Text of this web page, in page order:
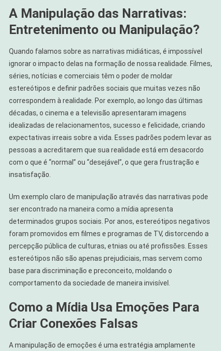
A Manipulação das Narrativas:
Entretenimento ou Manipulação?
Quando falamos sobre as narrativas midiáticas, é impossível
ignorar o impacto delas na formação de nossa realidade. Filmes,
séries, notícias e comerciais têm o poder de moldar
estereótipos e definir padrões sociais que muitas vezes não
correspondem à realidade. Por exemplo, ao longo das últimas
décadas, o cinema e a televisão apresentaram imagens
idealizadas de relacionamentos, sucesso e felicidade, criando
expectativas irreais sobre a vida. Esses padrões podem levar as
pessoas a acreditarem que sua realidade está em desacordo
com o que é “normal” ou “desejável”, o que gera frustração e
insatisfação.
Um exemplo claro de manipulação através das narrativas pode
ser encontrado na maneira como a mídia apresenta
determinados grupos sociais. Por anos, estereótipos negativos
foram promovidos em filmes e programas de TV, distorcendo a
percepção pública de culturas, etnias ou até profissões. Esses
estereótipos não são apenas prejudiciais, mas servem como
base para discriminação e preconceito, moldando o
comportamento da sociedade de maneira invisível.
Como a Mídia Usa Emoções Para
Criar Conexões Falsas
A manipulação de emoções é uma estratégia amplamente